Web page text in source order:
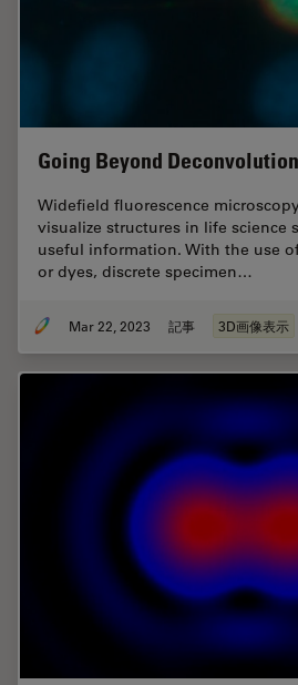
Going Beyond Deconvolution
Widefield fluorescence
visualize structures in life science
useful information. With the use
or dyes, discrete specimen…
Mar 22, 2023 記事 3D画像表示